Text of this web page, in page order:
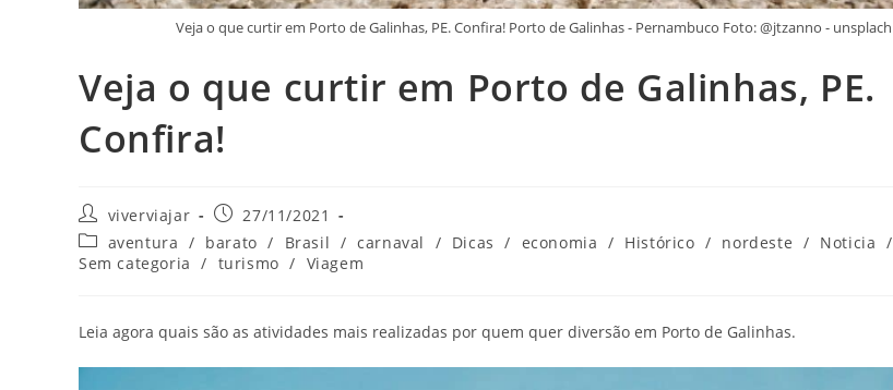
Veja o que curtir em Porto de Galinhas, PE. Confira! Porto de Galinhas - Pernambuco Foto: @jtzanno - unsplach
Veja o que curtir em Porto de Galinhas, PE.
Confira!
Autor
do
post:
viverviajar
Post
publicado:
27/11/2021
Categoria
do
aventura / barato / Brasil / carnaval / Dicas / economia / Histórico / nordeste / Noticia /
Sem categoria
/ turismo / Viagem
Leia agora quais são as atividades mais realizadas por quem quer diversão em Porto de Galinhas.